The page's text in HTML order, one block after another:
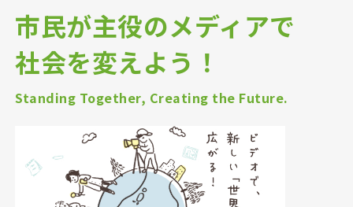
市民が主役のメディアで
社会を変えよう！
Standing Together, Creating the Future.